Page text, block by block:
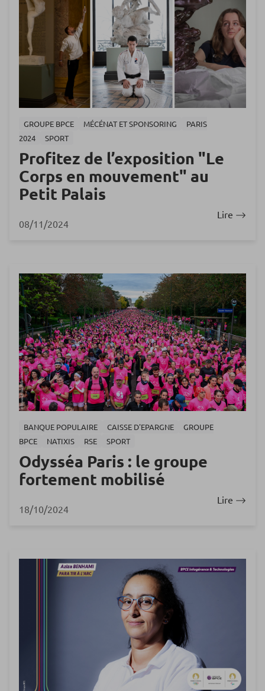
GROUPE BPCE MÉCÉNAT ET SPONSORING
PARIS
2024
SPORT
Profitez de l’exposition "Le
Corps en mouvement" au
Petit Palais
08/11/2024
Lire
BANQUE POPULAIRE CAISSE D'EPARGNE
GROUPE
BPCE
NATIXIS RSE SPORT
Odysséa Paris : le groupe
fortement mobilisé
18/10/2024
Lire